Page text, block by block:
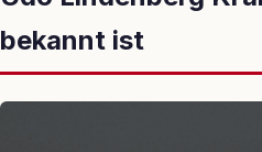
bekannt ist